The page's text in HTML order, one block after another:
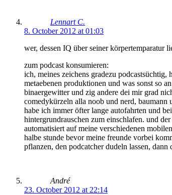
Lennart C.
8. October 2012 at 01:03
wer, dessen IQ über seiner körpertemparatur
zum podcast konsumieren:
ich, meines zeichens gradezu
metaebenen produktionen und was sonst so
binaergewitter und zig andere dei mir grad
comedykürzeln alla noob und nerd, baumann
habe ich immer öfter lange autofahrten und
hintergrundrauschen zum einschlafen. und
automatisiert auf meine verschiedenen
halbe stunde bevor meine freunde vorbei
pflanzen, den podcatcher dudeln lassen,
André
23. October 2012 at 22:14